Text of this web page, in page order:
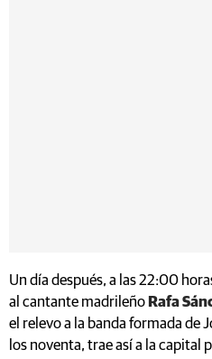
Un día después, a las 22:00
al cantante madrileñoRafa
el relevo a la banda formada de
los noventa, trae así a la capital